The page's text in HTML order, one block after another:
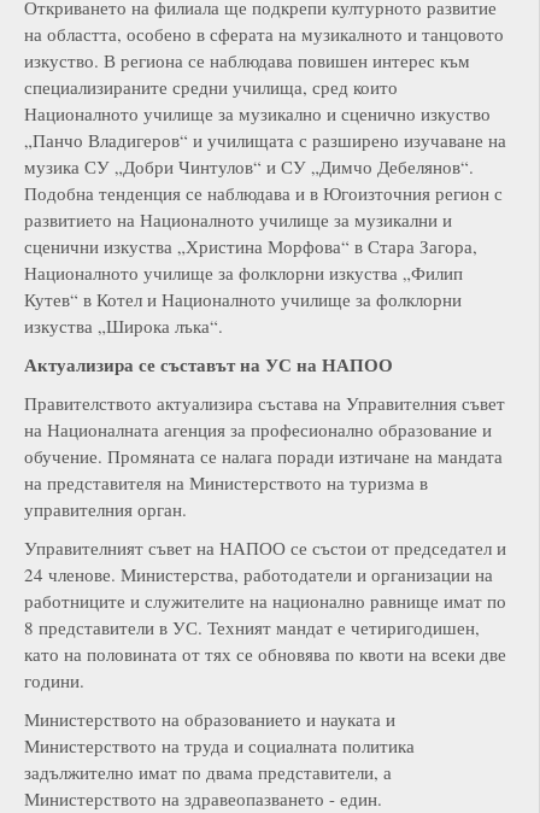
Откриването на филиала ще подкрепи културното развитие
на областта, особено в сферата на музикалното и танцовото
изкуство. В региона се наблюдава повишен интерес към
специализираните средни училища, сред които
Националното училище за музикално и сценично изкуство
„Панчо Владигеров“ и училищата с разширено изучаване на
музика СУ „Добри Чинтулов“ и СУ „Димчо Дебелянов“.
Подобна тенденция се наблюдава и в Югоизточния регион с
развитието на Националното училище за музикални и
сценични изкуства „Христина Морфова“ в Стара Загора,
Националното училище за фолклорни изкуства „Филип
Кутев“ в Котел и Националното училище за фолклорни
изкуства „Широка лъка“.
Актуализира се съставът на УС на НАПОО
Правителството актуализира състава на Управителния съвет
на Националната агенция за професионално образование и
обучение. Промяната се налага поради изтичане на мандата
на представителя на Министерството на туризма в
управителния орган.
Управителният съвет на НАПОО се състои от председател и
24 членове. Министерства, работодатели и организации на
работниците и служителите на национално равнище имат по
8 представители в УС. Техният мандат е четиригодишен,
като на половината от тях се обновява по квоти на всеки две
години.
Министерството на образованието и науката и
Министерството на труда и социалната политика
задължително имат по двама представители, а
Министерството на здравеопазването - един.